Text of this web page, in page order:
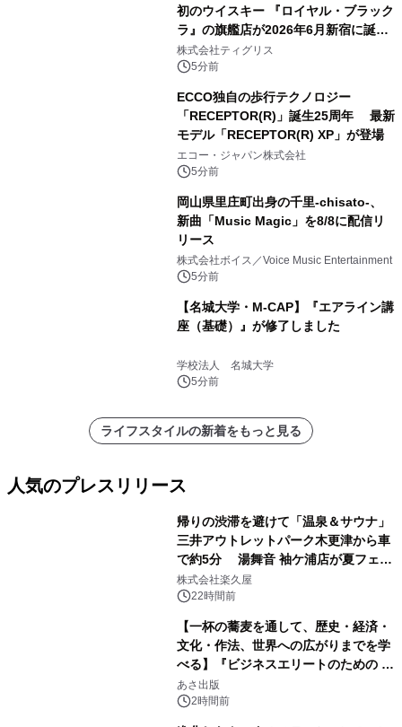
初のウイスキー 『ロイヤル・ブラック
ラ』の旗艦店が2026年6月新宿に誕
生 バカルディ ジャパンと連携した
没入型バー「BAR Arca」
株式会社ティグリス
5分前
ECCO独自の歩行テクノロジー
「RECEPTOR(R)」誕生25周年 最新
モデル「RECEPTOR(R) XP」が登場
エコー・ジャパン株式会社
5分前
岡山県里庄町出身の千里-chisato-、
新曲「Music Magic」を8/8に配信リ
リース
株式会社ボイス／Voice Music Entertainment
5分前
【名城大学・M-CAP】『エアライン講
座（基礎）』が修了しました
学校法人 名城大学
5分前
ライフスタイルの新着をもっと見る
人気のプレスリリース
帰りの渋滞を避けて「温泉＆サウナ」
三井アウトレットパーク木更津から車
で約5分 湯舞音 袖ケ浦店が夏フェア
メニューを提供
株式会社楽久屋
22時間前
【一杯の蕎麦を通して、歴史・経済・
文化・作法、世界への広がりまでを学
べる】『ビジネスエリートのための 教
養としての蕎麦』2026年8月25日
（火）発売
あさ出版
2時間前